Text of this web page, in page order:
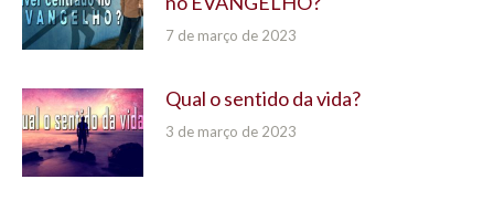
7 de março de 2023
Qual o sentido da vida?
3 de março de 2023